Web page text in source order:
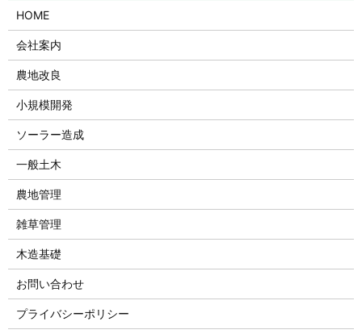
HOME
会社案内
農地改良
小規模開発
ソーラー造成
一般土木
農地管理
雑草管理
木造基礎
お問い合わせ
プライバシーポリシー